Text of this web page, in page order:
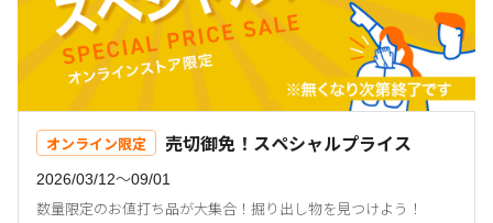
オンライン限定 売切御免！スペシャルプライス
2026/03/12〜09/01
数量限定のお値打ち品が大集合！掘り出し物を見つけよう！